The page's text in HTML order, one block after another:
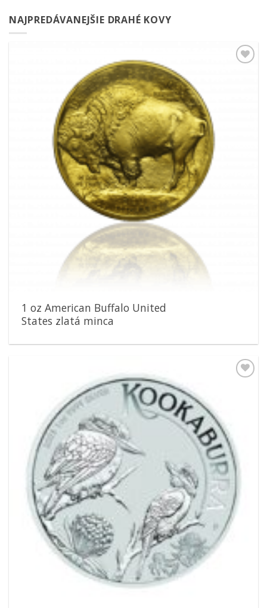
NAJPREDÁVANEJŠIE DRAHÉ KOVY
1 oz American Buffalo United
States zlatá minca